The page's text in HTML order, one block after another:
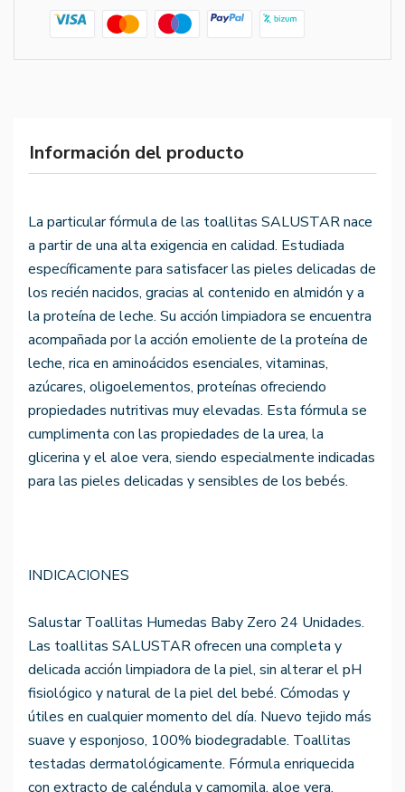
Información del producto
La particular fórmula de las toallitas SALUSTAR nace
a partir de una alta exigencia en calidad. Estudiada
específicamente para satisfacer las pieles delicadas de
los recién nacidos, gracias al contenido en almidón y a
la proteína de leche. Su acción limpiadora se encuentra
acompañada por la acción emoliente de la proteína de
leche, rica en aminoácidos esenciales, vitaminas,
azúcares, oligoelementos, proteínas ofreciendo
propiedades nutritivas muy elevadas. Esta fórmula se
cumplimenta con las propiedades de la urea, la
glicerina y el aloe vera, siendo especialmente indicadas
para las pieles delicadas y sensibles de los bebés.
INDICACIONES
Salustar Toallitas Humedas Baby Zero 24 Unidades.
Las toallitas SALUSTAR ofrecen una completa y
delicada acción limpiadora de la piel, sin alterar el pH
fisiológico y natural de la piel del bebé. Cómodas y
útiles en cualquier momento del día. Nuevo tejido más
suave y esponjoso, 100% biodegradable. Toallitas
testadas dermatológicamente. Fórmula enriquecida
con extracto de caléndula y camomila, aloe vera,